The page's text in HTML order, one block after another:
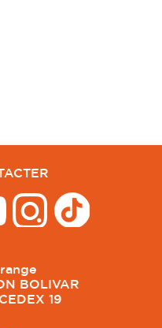
BOLIVAR
19